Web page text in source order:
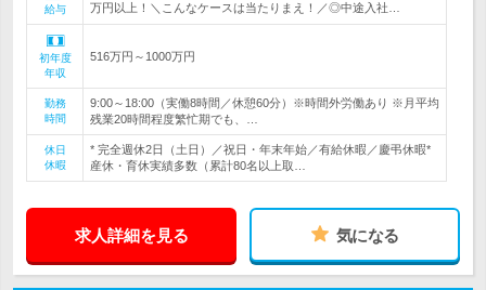
給与
万円以上！＼こんなケースは当たりまえ！／◎中途入社…
初年度
年収
516万円～1000万円
勤務
時間
9:00～18:00（実働8時間／休憩60分）※時間外労働あり ※月平均
残業20時間程度繁忙期でも、…
休日
休暇
* 完全週休2日（土日）／祝日・年末年始／有給休暇／慶弔休暇*
産休・育休実績多数（累計80名以上取…
求人詳細を見る 気になる